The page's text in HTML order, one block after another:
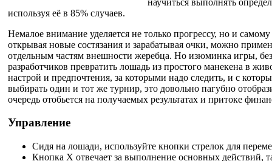
используя её в 85% случаев.
Немалое внимание уделяется не только прогрессу, но и
открывая новые состязания и зарабатывая очки, можно
отдельным частям внешности жеребца. Но изюминка игры,
разработчиков превратить лошадь из простого манекена в
настрой и предпочтения, за которыми надо следить, и с
выбирать один и тот же турнир, это довольно пагубно
очередь отобьется на получаемых результатах и притоке
Управление
Сидя на лошади, используйте кнопки стрелок для
Кнопка X отвечает за выполнение основных действий,